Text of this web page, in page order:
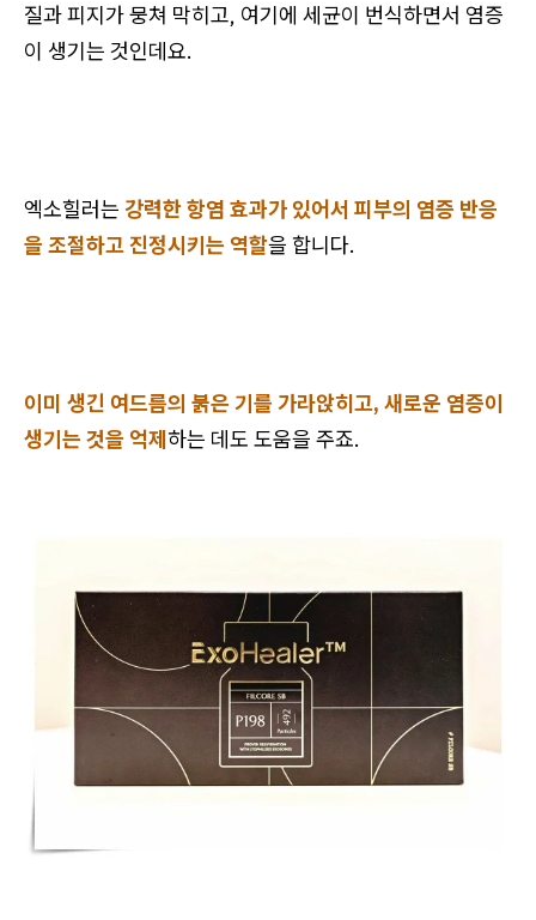
질과 피지가 뭉쳐 막히고, 여기에 세균이 번식하면서 염증
이 생기는 것인데요.
엑소힐러는 강력한 항염 효과가 있어서 피부의 염증 반응
을 조절하고 진정시키는 역할을 합니다.
이미 생긴 여드름의 붉은 기를 가라앉히고, 새로운 염증이
생기는 것을 억제하는 데도 도움을 주죠.